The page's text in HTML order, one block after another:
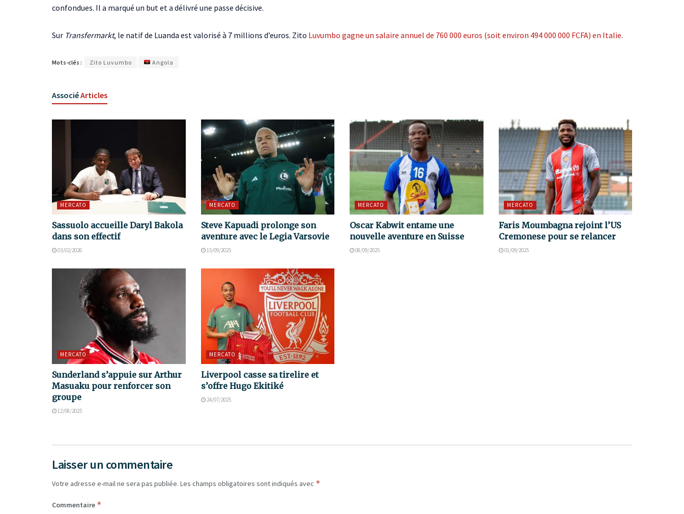
confondues. Il a marqué un but et a délivré une passe décisive.
Sur Transfermarkt, le natif de Luanda est valorisé à 7 millions d’euros. Zito Luvumbo gagne un salaire annuel de 760 000 euros (soit environ 494 000 000 FCFA) en Italie.
Mots-clés : Zito Luvumbo Angola
AssociéArticles
MERCATO
Sassuolo accueille Daryl Bakola
dans son effectif
03/02/2026
MERCATO
Steve Kapuadi prolonge son
aventure avec le Legia Varsovie
15/09/2025
MERCATO
Oscar Kabwit entame une
nouvelle aventure en Suisse
08/09/2025
MERCATO
Faris Moumbagna rejoint l’US
Cremonese pour se relancer
01/09/2025
MERCATO
Sunderland s’appuie sur Arthur
Masuaku pour renforcer son
groupe
12/08/2025
MERCATO
Liverpool casse sa tirelire et
s’offre Hugo Ekitiké
24/07/2025
Laisser un commentaire
Votre adresse e-mail ne sera pas publiée. Les champs obligatoires sont indiqués avec *
Commentaire *